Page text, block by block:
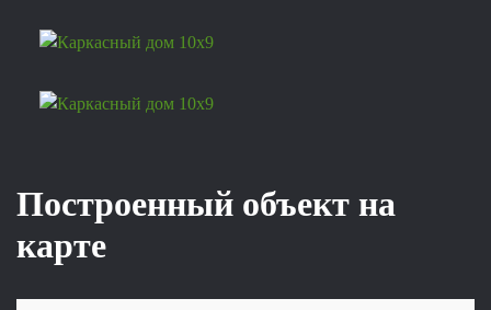
Построенный объект на
карте